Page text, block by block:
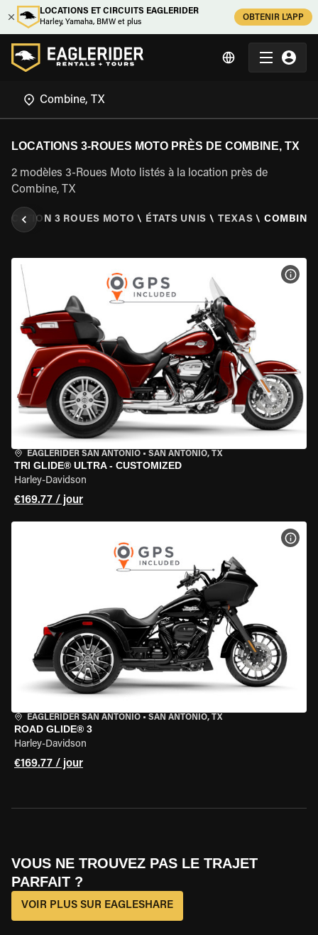
LOCATIONS ET CIRCUITS EAGLERIDER
Harley, Yamaha, BMW et plus
OBTENIR L'APP
LOCATIONS 3-ROUES MOTO PRÈS DE COMBINE, TX
2 modèles 3-Roues Moto listés à la location près de
Combine, TX
3 ROUES MOTO \ ÉTATS UNIS \ TEXAS \
EAGLERIDER SAN ANTONIO • SAN ANTONIO, TX
TRI GLIDE® ULTRA - CUSTOMIZED
Harley-Davidson
€169.77 / jour
EAGLERIDER SAN ANTONIO • SAN ANTONIO, TX
ROAD GLIDE® 3
Harley-Davidson
€169.77 / jour
VOUS NE TROUVEZ PAS LE TRAJET
PARFAIT ?
VOIR PLUS SUR EAGLESHARE